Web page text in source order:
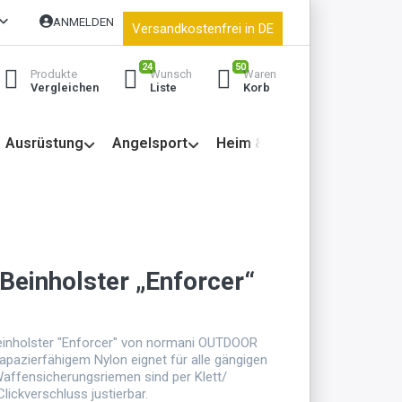
ANMELDEN Versandkostenfrei in DE
Produkte
Vergleichen
24
Wunsch
Liste
50
Waren
Korb
Ausrüstung Angelsport Heim & Garten
„Enforcer“
"Enforcer" von normani OUTDOOR
Nylon eignet für alle gängigen
sind per Klett/
justierbar.